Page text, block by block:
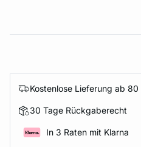
Kostenlose Lieferung ab 80
30 Tage Rückgaberecht
In 3 Raten mit Klarna